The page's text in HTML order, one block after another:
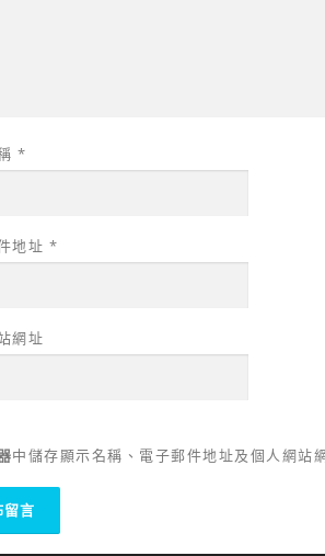
*
地址 *
網址
中儲存顯示名稱、電子郵件地址及個人網站